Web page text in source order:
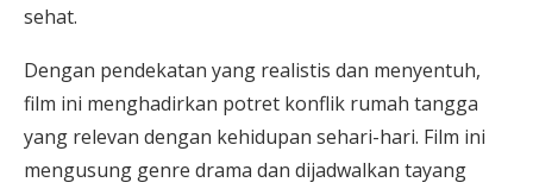
sehat.
Dengan pendekatan yang realistis dan menyentuh,
film ini menghadirkan potret konflik rumah tangga
yang relevan dengan kehidupan sehari-hari. Film ini
mengusung genre drama dan dijadwalkan tayang